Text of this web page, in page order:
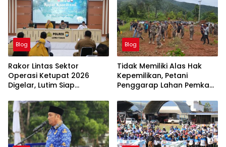
Blog
Rakor Lintas Sektor
Operasi Ketupat 2026
Digelar, Lutim Siap
Lebaran
Blog
Tidak Memiliki Alas Hak
Kepemilikan, Petani
Penggarap Lahan Pemkab
Ganti Rugi Tanah